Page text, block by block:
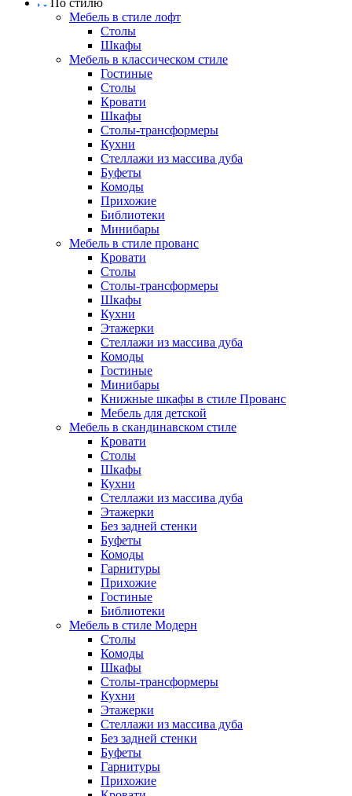
По стилю
Мебель в стиле лофт
Столы
Шкафы
Мебель в классическом стиле
Гостиные
Столы
Кровати
Шкафы
Столы-трансформеры
Кухни
Стеллажи из массива дуба
Буфеты
Комоды
Прихожие
Библиотеки
Минибары
Мебель в стиле прованс
Кровати
Столы
Столы-трансформеры
Шкафы
Кухни
Этажерки
Стеллажи из массива дуба
Комоды
Гостиные
Минибары
Книжные шкафы в стиле Прованс
Мебель для детской
Мебель в скандинавском стиле
Кровати
Столы
Шкафы
Кухни
Стеллажи из массива дуба
Этажерки
Без задней стенки
Буфеты
Комоды
Гарнитуры
Прихожие
Гостиные
Библиотеки
Мебель в стиле Модерн
Столы
Комоды
Шкафы
Столы-трансформеры
Кухни
Этажерки
Стеллажи из массива дуба
Без задней стенки
Буфеты
Гарнитуры
Прихожие